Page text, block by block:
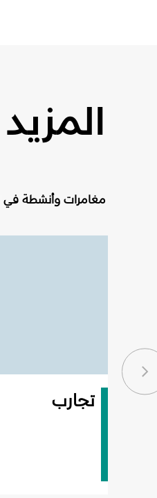
مغامرات وأنشطة في
تجارب